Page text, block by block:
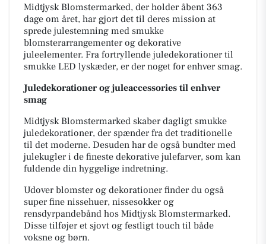
Midtjysk Blomstermarked, der holder åbent 363
dage om året, har gjort det til deres mission at
sprede julestemning med smukke
blomsterarrangementer og dekorative
juleelementer. Fra fortryllende juledekorationer til
smukke LED lyskæder, er der noget for enhver smag.
Juledekorationer og juleaccessories til enhver
smag
Midtjysk Blomstermarked skaber dagligt smukke
juledekorationer, der spænder fra det traditionelle
til det moderne. Desuden har de også bundter med
julekugler i de fineste dekorative julefarver, som kan
fuldende din hyggelige indretning.
Udover blomster og dekorationer finder du også
super fine nissehuer, nissesokker og
rensdyrpandebånd hos Midtjysk Blomstermarked.
Disse tilføjer et sjovt og festligt touch til både
voksne og børn.